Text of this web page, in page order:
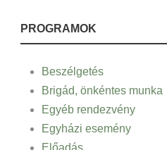
PROGRAMOK
Beszélgetés
Brigád, önkéntes munka
Egyéb rendezvény
Egyházi esemény